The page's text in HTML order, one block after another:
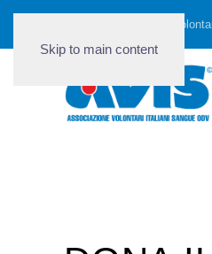
Skip to main content
AVIS - Associazione